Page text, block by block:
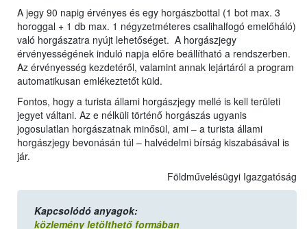
A jegy 90 napig érvényes és egy horgászbottal (1 bot max. 3
horoggal + 1 db max. 1 négyzetméteres csalihalfogó emelőháló)
való horgászatra nyújt lehetőséget. A horgászjegy
érvényességének induló napja előre beállítható a rendszerben.
Az érvényesség kezdetéről, valamint annak lejártáról a program
automatikusan emlékeztetőt küld.
Fontos, hogy a turista állami horgászjegy mellé is kell területi
jegyet váltani. Az e nélküli történő horgászás ugyanis
jogosulatlan horgászatnak minősül, ami – a turista állami
horgászjegy bevonásán túl – halvédelmi bírság kiszabásával is
jár.
Földművelésügyi Igazgatóság
Kapcsolódó anyagok:
közlemény letölthető formában